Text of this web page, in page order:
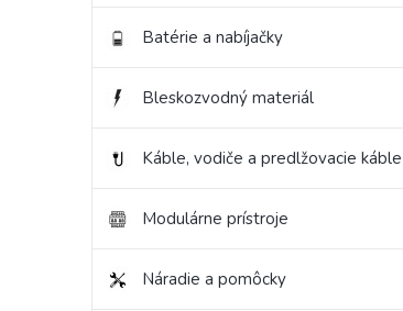
n
Batérie a nabíjačky
Bleskozvodný materiál
Káble, vodiče a predlžovacie káble
Modulárne prístroje
Náradie a pomôcky